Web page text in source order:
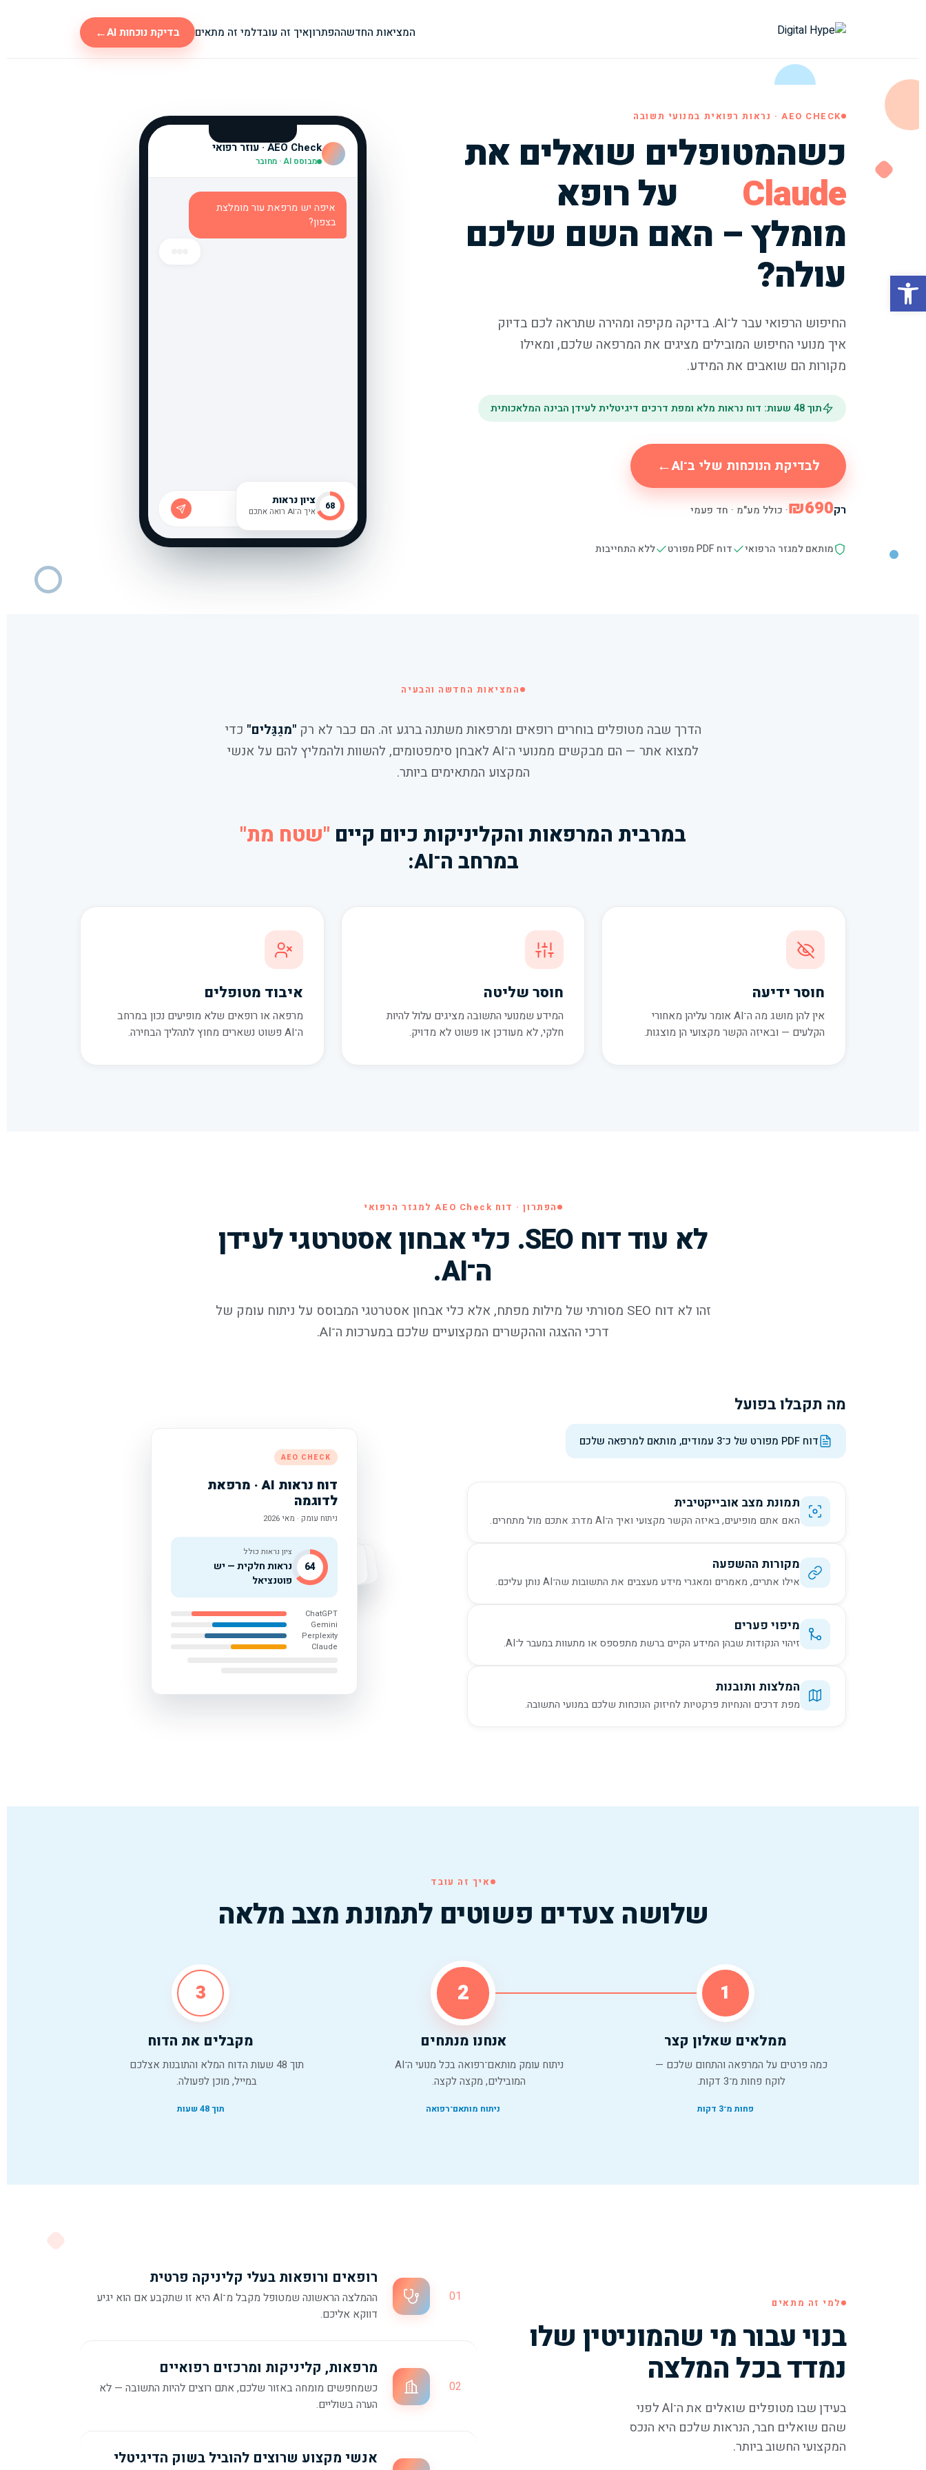
Open toolbar
המציאות החדשההפתרוןאיך זה עובדלמי זה מתאים בדיקת נוכחות AI ←
AEO CHECK · נראות רפואית במנועי תשובה
כשהמטופלים שואלים את
Claude
על רופא
מומלץ – האם השם שלכם
עולה?
החיפוש הרפואי עבר ל־AI. בדיקה מקיפה ומהירה שתראה לכם בדיוק
איך מנועי החיפוש המובילים מציגים את המרפאה שלכם, ומאילו
מקורות הם שואבים את המידע.
תוך 48 שעות: דוח נראות מלא ומפת דרכים דיגיטלית לעידן הבינה המלאכותית
לבדיקת הנוכחות שלי ב־AI ←
רק₪690· כולל מע"מ · חד פעמי
מותאם למגזר הרפואי דוח PDF מפורט ללא התחייבות
AEO Check · עוזר רפואי
מבוסס AI · מחובר
איפה יש מרפאת עור מומלצת
בצפון?
שאלו על רופא או מרפאה…
68 ציון נראות
איך ה־AI רואה אתכם
המציאות החדשה והבעיה
הדרך שבה מטופלים בוחרים רופאים ומרפאות משתנה ברגע זה. הם כבר לא רק"מגַגֵּלים" כדי
למצוא אתר — הם מבקשים ממנועי ה־AI לאבחן סימפטומים, להשוות ולהמליץ להם על אנשי
המקצוע המתאימים ביותר.
במרבית המרפאות והקליניקות כיום קיים "שטח מת"
במרחב ה־AI:
חוסר ידיעה
אין להן מושג מה ה־AI אומר עליהן מאחורי
הקלעים — ובאיזה הקשר מקצועי הן מוצגות.
חוסר שליטה
המידע שמנועי התשובה מציגים עלול להיות
חלקי, לא מעודכן או פשוט לא מדויק.
איבוד מטופלים
מרפאה או רופאים שלא מופיעים נכון במרחב
ה־AI פשוט נשארים מחוץ לתהליך הבחירה.
הפתרון · דוח AEO Check למגזר הרפואי
לא עוד דוח SEO. כלי אבחון אסטרטגי לעידן
ה־AI.
זהו לא דוח SEO מסורתי של מילות מפתח, אלא כלי אבחון אסטרטגי המבוסס על ניתוח עומק של
דרכי ההצגה וההקשרים המקצועיים שלכם במערכות ה־AI.
מה תקבלו בפועל
דוח PDF מפורט של כ־3 עמודים, מותאם למרפאה שלכם
תמונת מצב אובייקטיבית
האם אתם מופיעים, באיזה הקשר מקצועי ואיך ה־AI מדרג אתכם מול מתחרים.
מקורות ההשפעה
אילו אתרים, מאמרים ומאגרי מידע מעצבים את התשובות שה־AI נותן עליכם.
מיפוי פערים
זיהוי הנקודות שבהן המידע הקיים ברשת מתפספס או מתעוות במעבר ל־AI.
המלצות ותובנות
מפת דרכים והנחיות פרקטיות לחיזוק הנוכחות שלכם במנועי התשובה.
AEO CHECK
דוח נראות AI · מרפאת
לדוגמה
ניתוח עומק · מאי 2026
64
ציון נראות כולל
נראות חלקית — יש
פוטנציאל
ChatGPT
Gemini
Perplexity
Claude
איך זה עובד
שלושה צעדים פשוטים לתמונת מצב מלאה
1
ממלאים שאלון קצר
כמה פרטים על המרפאה והתחום שלכם —
לוקח פחות מ־3 דקות.
פחות מ־3 דקות
2
אנחנו מנתחים
ניתוח עומק מותאם־רפואה בכל מנועי ה־AI
המובילים, מקצה לקצה.
ניתוח מותאם־רפואה
3
מקבלים את הדוח
תוך 48 שעות הדוח המלא והתובנות אצלכם
במייל, מוכן לפעולה.
תוך 48 שעות
למי זה מתאים
בנוי עבור מי שהמוניטין שלו
נמדד בכל המלצה
בעידן שבו מטופלים שואלים את ה־AI לפני
שהם שואלים חבר, הנראות שלכם היא הנכס
המקצועי החשוב ביותר.
01
רופאים ורופאות בעלי קליניקה פרטית
ההמלצה הראשונה שמטופל מקבל מ־AI היא זו שתקבע אם הוא יגיע
דווקא אליכם.
02
מרפאות, קליניקות ומרכזים רפואיים
כשמחפשים מומחה באזור שלכם, אתם רוצים להיות התשובה — לא
הערה בשוליים.
אנשי מקצוע שרוצים להוביל בשוק הדיגיטלי